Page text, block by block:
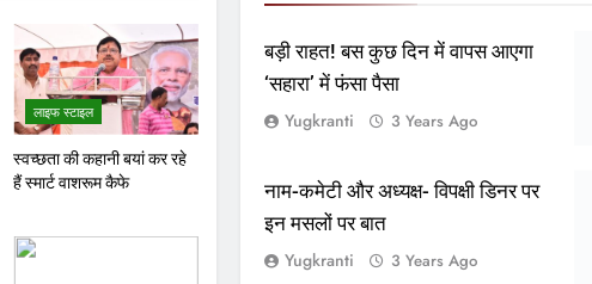
स्वच्छता की कहानी बयां कर रहे
हैं स्मार्ट वाशरूम कैफे
नाम-कमेटी और अध्यक्ष- विपक्षी डिनर पर
इन मसलों पर बात
school में भूत की अफवाह से बच्चे हुए
भयभीत, प्राचार्य ने कहा शराबी ने उड़ाई